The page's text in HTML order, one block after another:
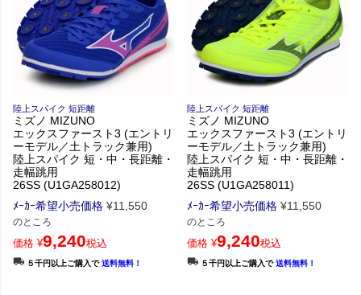
陸上スパイク 短距離
ミズノ MIZUNO
エックスファースト3 (エントリ
ーモデル／土トラック兼用)
陸上スパイク 短・中・長距離・
走幅跳用
26SS (U1GA258012)
ﾒｰｶｰ希望小売価格 ¥11,550
のところ
価格 ¥9,240税込
５千円以上ご購入で送料無料！
陸上スパイク 短距離
ミズノ MIZUNO
エックスファースト3 (エントリ
ーモデル／土トラック兼用)
陸上スパイク 短・中・長距離・
走幅跳用
26SS (U1GA258011)
ﾒｰｶｰ希望小売価格 ¥11,550
のところ
価格 ¥9,240税込
５千円以上ご購入で送料無料！